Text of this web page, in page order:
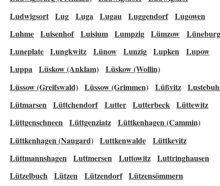
Ludwigsort Lug Luga Lugau Luggendorf Lugowen
Luhme Luisenhof Luisium Lumpzig Lümzow
Lüneburg
Luneplate Lungkwitz Lünow Lunzig Lupken
Lupow
Luppa Lüskow (Anklam)
Lüskow (Wollin)
Lüssow (Greifswald) Lüssow (Grimmen) Lüßvitz
Lütmarsen Lüttchendorf Lutter Lutterbeck Lüttewitz
Lüttgenschneen Lüttgenziatz
Lüttkenhagen (Cammin)
Lüttkenhagen (Naugard) Luttkenwalde
Lüttkevitz
Lüttmannshagen Luttmersen Luttowitz Luttringhausen
Lützelbuch Lützen Lützendorf Lützensömmern